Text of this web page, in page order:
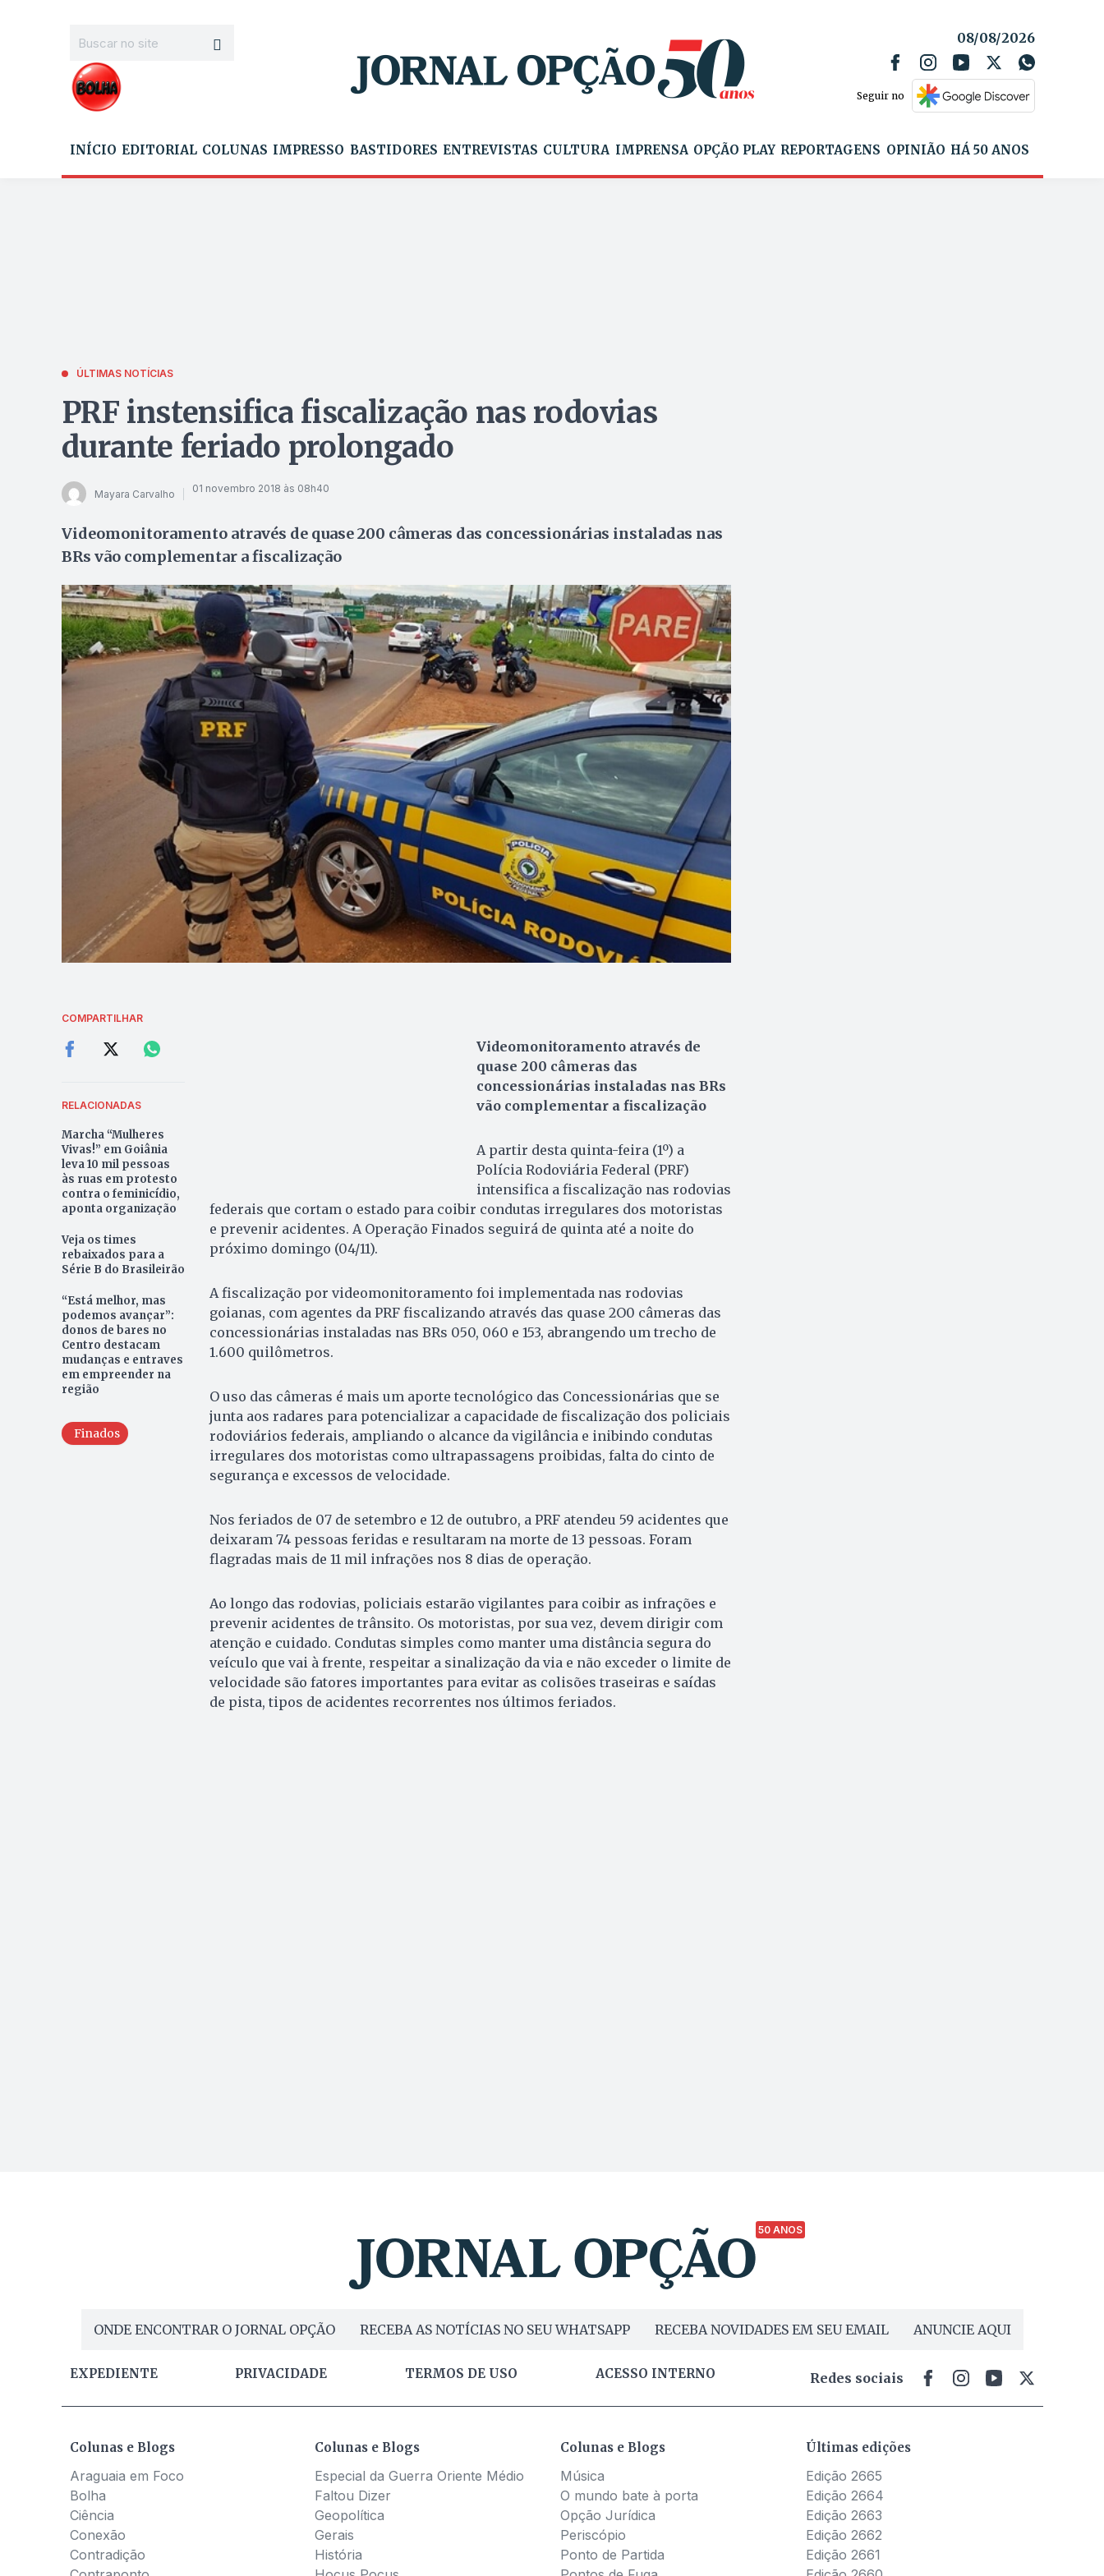
08/08/2026
Seguir no
INÍCIO EDITORIAL COLUNAS IMPRESSO BASTIDORES ENTREVISTAS CULTURA IMPRENSA OPÇÃO PLAY REPORTAGENS OPINIÃO HÁ 50 ANOS
ÚLTIMAS NOTÍCIAS
PRF instensifica fiscalização nas rodovias
durante feriado prolongado
Mayara Carvalho 01 novembro 2018 às 08h40
Videomonitoramento através de quase 200 câmeras das concessionárias instaladas nas
BRs vão complementar a fiscalização
COMPARTILHAR
RELACIONADAS
Marcha “Mulheres
Vivas!” em Goiânia
leva 10 mil pessoas
às ruas em protesto
contra o feminicídio,
aponta organização
Veja os times
rebaixados para a
Série B do Brasileirão
“Está melhor, mas
podemos avançar”:
donos de bares no
Centro destacam
mudanças e entraves
em empreender na
região
Finados
Videomonitoramento através de
quase 200 câmeras das
concessionárias instaladas nas BRs
vão complementar a fiscalização
A partir desta quinta-feira (1º) a
Polícia Rodoviária Federal (PRF)
intensifica a fiscalização nas rodovias
federais que cortam o estado para coibir condutas irregulares dos motoristas
e prevenir acidentes. A Operação Finados seguirá de quinta até a noite do
próximo domingo (04/11).
A fiscalização por videomonitoramento foi implementada nas rodovias
goianas, com agentes da PRF fiscalizando através das quase 2O0 câmeras das
concessionárias instaladas nas BRs 050, 060 e 153, abrangendo um trecho de
1.600 quilômetros.
O uso das câmeras é mais um aporte tecnológico das Concessionárias que se
junta aos radares para potencializar a capacidade de fiscalização dos policiais
rodoviários federais, ampliando o alcance da vigilância e inibindo condutas
irregulares dos motoristas como ultrapassagens proibidas, falta do cinto de
segurança e excessos de velocidade.
Nos feriados de 07 de setembro e 12 de outubro, a PRF atendeu 59 acidentes que
deixaram 74 pessoas feridas e resultaram na morte de 13 pessoas. Foram
flagradas mais de 11 mil infrações nos 8 dias de operação.
Ao longo das rodovias, policiais estarão vigilantes para coibir as infrações e
prevenir acidentes de trânsito. Os motoristas, por sua vez, devem dirigir com
atenção e cuidado. Condutas simples como manter uma distância segura do
veículo que vai à frente, respeitar a sinalização da via e não exceder o limite de
velocidade são fatores importantes para evitar as colisões traseiras e saídas
de pista, tipos de acidentes recorrentes nos últimos feriados.
50 ANOS
ONDE ENCONTRAR O JORNAL OPÇÃO RECEBA AS NOTÍCIAS NO SEU WHATSAPP RECEBA NOVIDADES EM SEU EMAIL ANUNCIE AQUI
EXPEDIENTE PRIVACIDADE TERMOS DE USO ACESSO INTERNO Redes sociais
Colunas e Blogs
Araguaia em Foco
Bolha
Ciência
Conexão
Contradição
Colunas e Blogs
Especial da Guerra Oriente Médio
Faltou Dizer
Geopolítica
Gerais
História
Colunas e Blogs
Música
O mundo bate à porta
Opção Jurídica
Periscópio
Ponto de Partida
Últimas edições
Edição 2665
Edição 2664
Edição 2663
Edição 2662
Edição 2661